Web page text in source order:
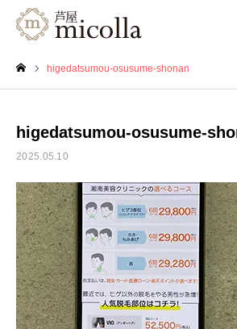
higedatsumou-osusume-shonan
higedatsumou-osusume-
2025.05.10